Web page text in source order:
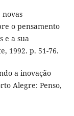
novas
o pensamento
e a sua
1992. p. 51-76.
a inovação
Alegre: Penso,